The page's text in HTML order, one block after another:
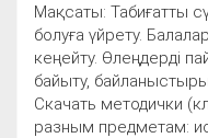
Мақсаты: Табиғатты
болуға үйрету.
кеңейту. Өлеңдерді
байыту,
Скачать методички
разным предметам: